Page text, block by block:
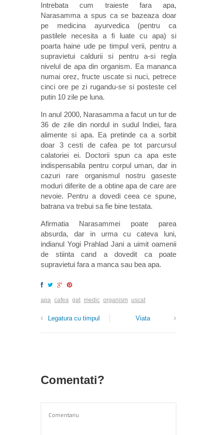
Intrebata cum traieste fara apa,
Narasamma a spus ca se bazeaza doar
pe medicina ayurvedica (pentru ca
pastilele necesita a fi luate cu apa) si
poarta haine ude pe timpul verii, pentru a
supravietui caldurii si pentru a-si regla
nivelul de apa din organism. Ea mananca
numai orez, fructe uscate si nuci, petrece
cinci ore pe zi rugandu-se si posteste cel
putin 10 zile pe luna.
In anul 2000, Narasamma a facut un tur de
36 de zile din nordul in sudul Indiei, fara
alimente si apa. Ea pretinde ca a sorbit
doar 3 cesti de cafea pe tot parcursul
calatoriei ei. Doctorii spun ca apa este
indispensabila pentru corpul uman, dar in
cazuri rare organismul nostru gaseste
moduri diferite de a obtine apa de care are
nevoie. Pentru a dovedi ceea ce spune,
batrana va trebui sa fie bine testata.
Afirmatia Narasammei poate parea
absurda, dar in urma cu cateva luni,
indianul Yogi Prahlad Jani a uimit oamenii
de stiinta cand a dovedit ca poate
supravietui fara a manca sau bea apa.
apa cafea gat medic organism uscat
Legatura cu timpul Viata
Comentati?